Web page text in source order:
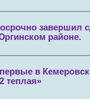
завершил
районе.
в
теплая»